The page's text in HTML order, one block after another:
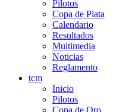
Pilotos
Copa de Plata
Calendario
Resultados
Multimedia
Noticias
Reglamento
tcm
Inicio
Pilotos
Copa de Oro